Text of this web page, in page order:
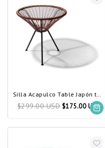
Silla Acapulco Table Japón taupe metallic
$299.00 USD $175.00 USD